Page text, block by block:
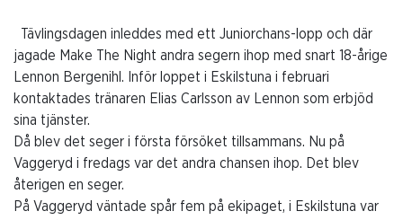
Tävlingsdagen inleddes med ett Juniorchans-lopp och där
jagade Make The Night andra segern ihop med snart 18-årige
Lennon Bergenihl. Inför loppet i Eskilstuna i februari
kontaktades tränaren Elias Carlsson av Lennon som erbjöd
sina tjänster.
Då blev det seger i första försöket tillsammans. Nu på
Vaggeryd i fredags var det andra chansen ihop. Det blev
återigen en seger.
På Vaggeryd väntade spår fem på ekipaget, i Eskilstuna var